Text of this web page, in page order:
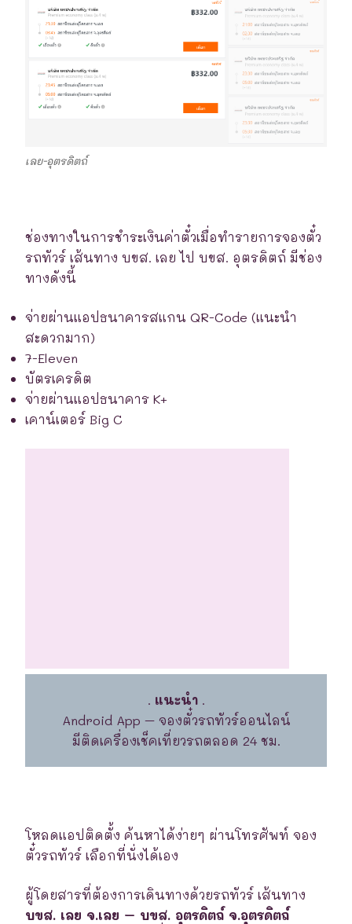
เลย-อุตรดิตถ์
ช่องทางในการชำระเงินค่าตั๋วเมื่อทำรายการจองตั๋ว
รถทัวร์ เส้นทาง บขส. เลย ไป บขส. อุตรดิตถ์ มีช่อง
ทางดังนี้
จ่ายผ่านแอปธนาคารสแกน QR-Code (แนะนำ
สะดวกมาก)
7-Eleven
บัตรเครดิต
จ่ายผ่านแอปธนาคาร K+
เคาน์เตอร์ Big C
. แนะนำ.
Android App – จองตั๋วรถทัวร์ออนไลน์
มีติดเครื่องเช็คเที่ยวรถตลอด 24 ชม.
โหลดแอปติดตั้ง ค้นหาได้ง่ายๆ ผ่านโทรศัพท์ จอง
ตั๋วรถทัวร์ เลือกที่นั่งได้เอง
ผู้โดยสารที่ต้องการเดินทางด้วยรถทัวร์ เส้นทาง
บขส. เลย จ.เลย – บขส. อุตรดิตถ์ จ.อุตรดิตถ์